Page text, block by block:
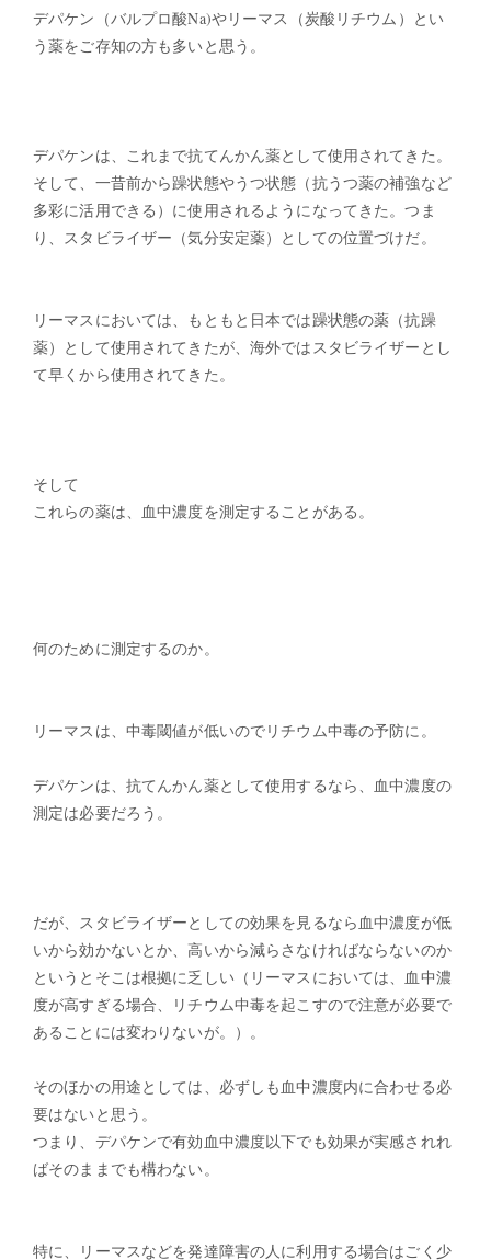
デパケン（バルプロ酸Na)やリーマス（炭酸リチウム）とい
う薬をご存知の方も多いと思う。
デパケンは、これまで抗てんかん薬として使用されてきた。
そして、一昔前から躁状態やうつ状態（抗うつ薬の補強など
多彩に活用できる）に使用されるようになってきた。つま
り、スタビライザー（気分安定薬）としての位置づけだ。
リーマスにおいては、もともと日本では躁状態の薬（抗躁
薬）として使用されてきたが、海外ではスタビライザーとし
て早くから使用されてきた。
そして
これらの薬は、血中濃度を測定することがある。
何のために測定するのか。
リーマスは、中毒閾値が低いのでリチウム中毒の予防に。
デパケンは、抗てんかん薬として使用するなら、血中濃度の
測定は必要だろう。
だが、スタビライザーとしての効果を見るなら血中濃度が低
いから効かないとか、高いから減らさなければならないのか
というとそこは根拠に乏しい（リーマスにおいては、血中濃
度が高すぎる場合、リチウム中毒を起こすので注意が必要で
あることには変わりないが。）。
そのほかの用途としては、必ずしも血中濃度内に合わせる必
要はないと思う。
つまり、デパケンで有効血中濃度以下でも効果が実感されれ
ばそのままでも構わない。
特に、リーマスなどを発達障害の人に利用する場合はごく少